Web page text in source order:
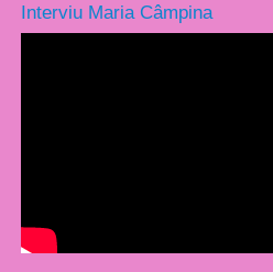
Interviu Maria Câmpina